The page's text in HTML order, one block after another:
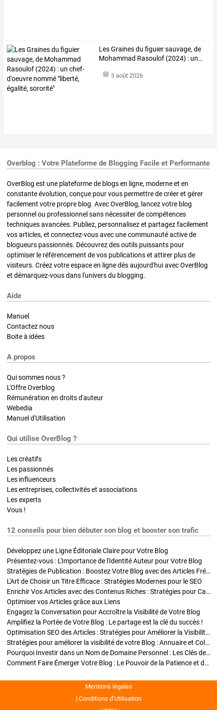
LesGrainesdu figuiersauvage, de
Mohammad Rasoulof (2024) : un…
3 août 2026
Overblog : Votre Plateforme de Blogging Facile et Performante
OverBlog est une plateforme de blogs en ligne, moderne et en
constante évolution, conçue pour vous permettre de créer et gérer
facilement votre propre blog. Avec OverBlog, lancez votre blog
personnel ou professionnel sans nécessiter de compétences
techniques avancées. Publiez, personnalisez et partagez facilement
vos articles, et connectez-vous avec une communauté active de
blogueurs passionnés. Découvrez des outils puissants pour
optimiser le référencement de vos publications et attirer plus de
visiteurs. Créez votre espace en ligne dès aujourd'hui avec OverBlog
et démarquez-vous dans l'univers du blogging.
Aide
Manuel
Contactez nous
Boite à idées
A propos
Qui sommes nous ?
L'Offre Overblog
Rémunération en droits d'auteur
Webedia
Manuel d'Utilisation
Qui utilise OverBlog ?
Les créatifs
Les passionnés
Les influenceurs
Les entreprises, collectivités et associations
Les experts
Vous !
12 conseils pour bien débuter son blog et booster son trafic
Développez une Ligne Éditoriale Claire pour Votre Blog
Présentez-vous : L'Importance de l'Identité Auteur pour Votre Blog
Stratégies de Publication : Boostez Votre Blog avec des Articles Fréquents et Exclusifs
L'Art de Choisir un Titre Efficace : Stratégies Modernes pour le SEO
Enrichir Vos Articles avec des Contenus Riches : Stratégies pour Captiver et Optimiser
Optimiser vos Articles grâce aux Liens
Engagez la Conversation pour Accroître la Visibilité de Votre Blog
Amplifiez la Portée de Votre Blog : Le partage est la clé du succès !
Optimisation SEO des Articles : Stratégies pour Améliorer la Visibilité de Votre Blog
Stratégies pour améliorer la visibilité de votre Blog : Annuaire et Collaborations
Pourquoi Investir dans un Nom de Domaine Personnel : Les Clés de la Réussite de Votre Blog
Comment Faire Émerger Votre Blog : Le Pouvoir de la Patience et de la Persévérance
Mentions légales
Conditions d’Utilisation